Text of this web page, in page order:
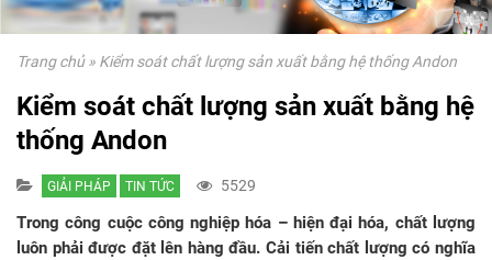
Trang chủ» Kiểm soát chất lượng sản xuất bằng hệ thống Andon
Kiểm soát chất lượng sản xuất bằng hệ
thống Andon
GIẢI PHÁP TIN TỨC 5529
Trong công cuộc công nghiệp hóa – hiện đại hóa, chất lượng
luôn phải được đặt lên hàng đầu. Cải tiến chất lượng có nghĩa